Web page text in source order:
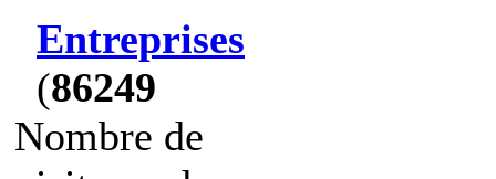
Entreprises
(86249
Nombre de